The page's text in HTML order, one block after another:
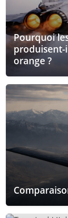
Pourquoi
produisent-
orange ?